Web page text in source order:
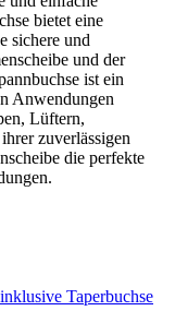
bietet eine
sichere und
und der
ist ein
Anwendungen
Lüftern,
zuverlässigen
die perfekte
Taperbuchse